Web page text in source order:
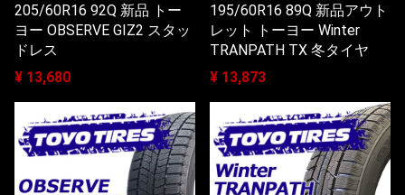
205/60R16 92Q 新品 トー
ヨー OBSERVE GIZ2 スタッ
ドレス
¥ 13,680
195/60R16 89Q 新品アウト
レット トーヨー Winter
TRANPATH TX 冬タイヤ
¥ 13,873